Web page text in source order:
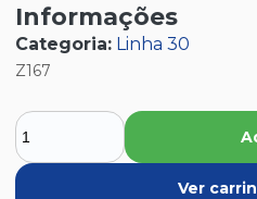
Informações
Categoria: Linha 30
Z167
Ver